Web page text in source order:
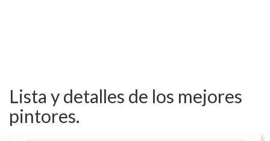
Lista y detalles de los mejores
pintores.